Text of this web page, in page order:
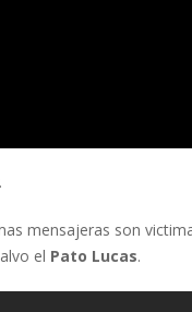
.
mensajeras son
el Pato Lucas.